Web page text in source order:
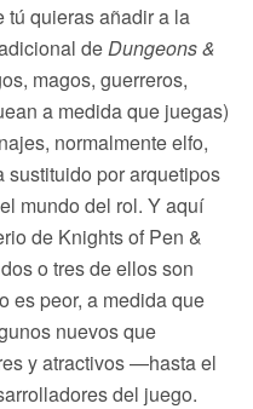
tú quieras añadir a la
de Dungeons &
magos, guerreros,
a medida que juegas)
normalmente elfo,
sustituido por arquetipos
mundo del rol. Y aquí
de Knights of Pen &
o tres de ellos son
es peor, a medida que
nuevos que
y atractivos —hasta el
del juego.